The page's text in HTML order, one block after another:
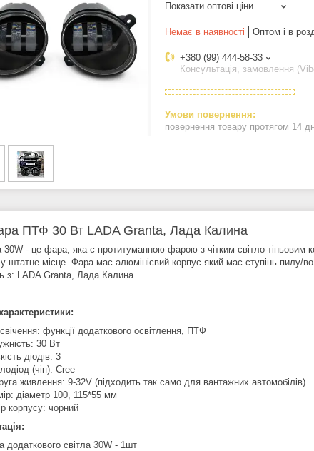
Показати оптові ціни
Немає в наявності Оптом і в
+380 (99) 444-58-33
Консультація, замовлення
повернення товару протягом 14
ПТФ 30 Вт LADA Granta, Лада Калина
- це фара, яка є протитуманною фарою з чітким світло-тіньовим
у штатне місце. Фара має алюмінієвий корпус який має ступінь
з: LADA Granta, Лада Калина.
функції додаткового освітлення, ПТФ
30 Вт
діодів: 3
(чіп): Cree
живлення: 9-32V (підходить так само для вантажних автомобілів)
діаметр 100, 115*55 мм
корпусу: чорний
додаткового світла 30W - 1шт